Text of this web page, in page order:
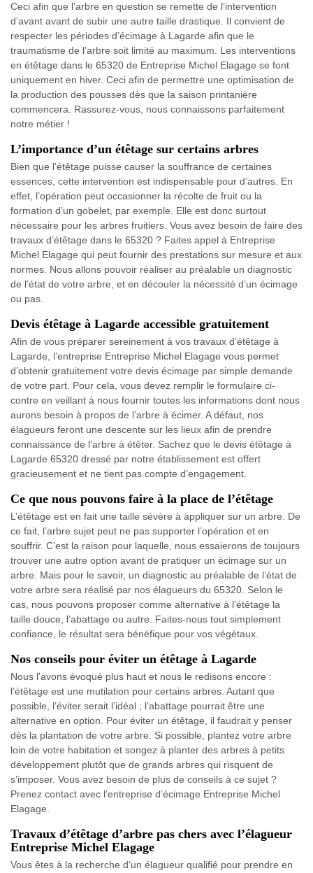
Ceci afin que l’arbre en question se remette de l’intervention
d’avant avant de subir une autre taille drastique. Il convient de
respecter les périodes d’écimage à Lagarde afin que le
traumatisme de l’arbre soit limité au maximum. Les interventions
en étêtage dans le 65320 de Entreprise Michel Elagage se font
uniquement en hiver. Ceci afin de permettre une optimisation de
la production des pousses dès que la saison printanière
commencera. Rassurez-vous, nous connaissons parfaitement
notre métier !
L’importance d’un étêtage sur certains arbres
Bien que l’étêtage puisse causer la souffrance de certaines
essences, cette intervention est indispensable pour d’autres. En
effet, l’opération peut occasionner la récolte de fruit ou la
formation d’un gobelet, par exemple. Elle est donc surtout
nécessaire pour les arbres fruitiers. Vous avez besoin de faire des
travaux d’étêtage dans le 65320 ? Faites appel à Entreprise
Michel Elagage qui peut fournir des prestations sur mesure et aux
normes. Nous allons pouvoir réaliser au préalable un diagnostic
de l’état de votre arbre, et en découler la nécessité d’un écimage
ou pas.
Devis étêtage à Lagarde accessible gratuitement
Afin de vous préparer sereinement à vos travaux d’étêtage à
Lagarde, l’entreprise Entreprise Michel Elagage vous permet
d’obtenir gratuitement votre devis écimage par simple demande
de votre part. Pour cela, vous devez remplir le formulaire ci-
contre en veillant à nous fournir toutes les informations dont nous
aurons besoin à propos de l’arbre à écimer. A défaut, nos
élagueurs feront une descente sur les lieux afin de prendre
connaissance de l’arbre à étêter. Sachez que le devis étêtage à
Lagarde 65320 dressé par notre établissement est offert
gracieusement et ne tient pas compte d’engagement.
Ce que nous pouvons faire à la place de l’étêtage
L’étêtage est en fait une taille sévère à appliquer sur un arbre. De
ce fait, l’arbre sujet peut ne pas supporter l’opération et en
souffrir. C’est la raison pour laquelle, nous essaierons de toujours
trouver une autre option avant de pratiquer un écimage sur un
arbre. Mais pour le savoir, un diagnostic au préalable de l’état de
votre arbre sera réalisé par nos élagueurs du 65320. Selon le
cas, nous pouvons proposer comme alternative à l’étêtage la
taille douce, l’abattage ou autre. Faites-nous tout simplement
confiance, le résultat sera bénéfique pour vos végétaux.
Nos conseils pour éviter un étêtage à Lagarde
Nous l’avons évoqué plus haut et nous le redisons encore :
l’étêtage est une mutilation pour certains arbres. Autant que
possible, l’éviter serait l’idéal ; l’abattage pourrait être une
alternative en option. Pour éviter un étêtage, il faudrait y penser
dès la plantation de votre arbre. Si possible, plantez votre arbre
loin de votre habitation et songez à planter des arbres à petits
développement plutôt que de grands arbres qui risquent de
s’imposer. Vous avez besoin de plus de conseils à ce sujet ?
Prenez contact avec l’entreprise d’écimage Entreprise Michel
Elagage.
Travaux d’étêtage d’arbre pas chers avec l’élagueur
Entreprise Michel Elagage
Vous êtes à la recherche d’un élagueur qualifié pour prendre en